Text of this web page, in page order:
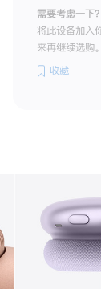
需要考虑一下？
将此设备加入
来再继续选购。
收藏
3